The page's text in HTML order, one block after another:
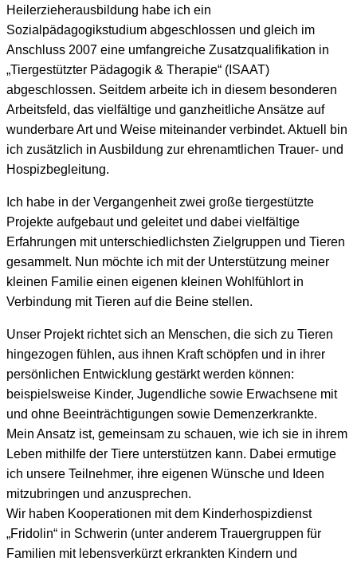
Heilerzieherausbildung habe ich ein
Sozialpädagogikstudium abgeschlossen und gleich im
Anschluss 2007 eine umfangreiche Zusatzqualifikation in
„Tiergestützter Pädagogik & Therapie“ (ISAAT)
abgeschlossen. Seitdem arbeite ich in diesem besonderen
Arbeitsfeld, das vielfältige und ganzheitliche Ansätze auf
wunderbare Art und Weise miteinander verbindet. Aktuell bin
ich zusätzlich in Ausbildung zur ehrenamtlichen Trauer- und
Hospizbegleitung.
Ich habe in der Vergangenheit zwei große tiergestützte
Projekte aufgebaut und geleitet und dabei vielfältige
Erfahrungen mit unterschiedlichsten Zielgruppen und Tieren
gesammelt. Nun möchte ich mit der Unterstützung meiner
kleinen Familie einen eigenen kleinen Wohlfühlort in
Verbindung mit Tieren auf die Beine stellen.
Unser Projekt richtet sich an Menschen, die sich zu Tieren
hingezogen fühlen, aus ihnen Kraft schöpfen und in ihrer
persönlichen Entwicklung gestärkt werden können:
beispielsweise Kinder, Jugendliche sowie Erwachsene mit
und ohne Beeinträchtigungen sowie Demenzerkrankte.
Mein Ansatz ist, gemeinsam zu schauen, wie ich sie in ihrem
Leben mithilfe der Tiere unterstützen kann. Dabei ermutige
ich unsere Teilnehmer, ihre eigenen Wünsche und Ideen
mitzubringen und anzusprechen.
Wir haben Kooperationen mit dem Kinderhospizdienst
„Fridolin“ in Schwerin (unter anderem Trauergruppen für
Familien mit lebensverkürzt erkrankten Kindern und